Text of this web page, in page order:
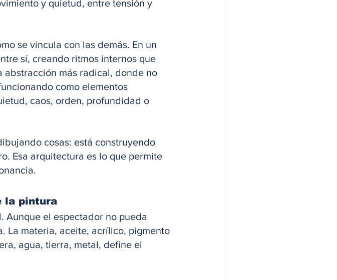
y quietud, entre tensión y
se vincula con las demás. En un
sí, creando ritmos internos que
abstracción más radical, donde no
como elementos
caos, orden, profundidad o
cosas: está construyendo
Esa arquitectura es lo que permite
la pintura
Aunque el espectador no pueda
La materia, aceite, acrílico, pigmento
agua, tierra, metal, define el